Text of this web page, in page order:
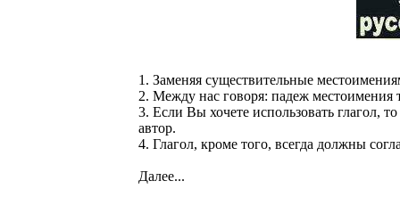
1. Заменяя существительные
2. Между нас говоря: падеж местоимения
3. Если Вы хочете использовать глагол,
автор.
4. Глагол, кроме того, всегда должны
Далее...